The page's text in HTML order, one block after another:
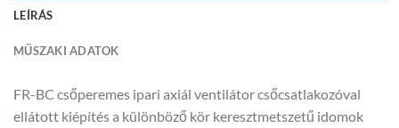
LEÍRÁS
MŰSZAKI ADATOK
FR-BC csőperemes ipari axiál ventilátor csőcsatlakozóval
ellátott kiépítés a különböző kör keresztmetszetű idomok